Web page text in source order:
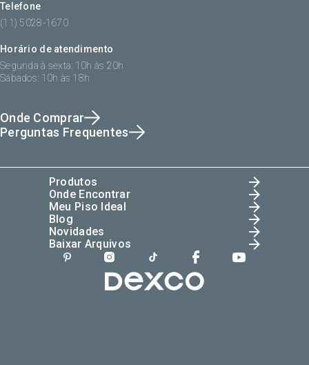
Telefone
(11) 5028-1670
Horário de atendimento
Segunda à sexta: 10h às 20h
Sábados: 10h às 18h
Onde Comprar
Perguntas Frequentes
Produtos
Onde Encontrar
Meu Piso Ideal
Blog
Novidades
Baixar Arquivos